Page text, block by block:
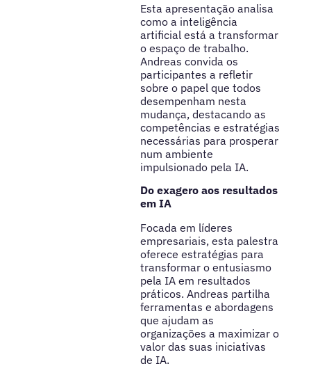
Esta apresentação analisa
como a inteligência
artificial está a transformar
o espaço de trabalho.
Andreas convida os
participantes a refletir
sobre o papel que todos
desempenham nesta
mudança, destacando as
competências e estratégias
necessárias para prosperar
num ambiente
impulsionado pela IA.
Do exagero aos resultados
em IA
Focada em líderes
empresariais, esta palestra
oferece estratégias para
transformar o entusiasmo
pela IA em resultados
práticos. Andreas partilha
ferramentas e abordagens
que ajudam as
organizações a maximizar o
valor das suas iniciativas
de IA.